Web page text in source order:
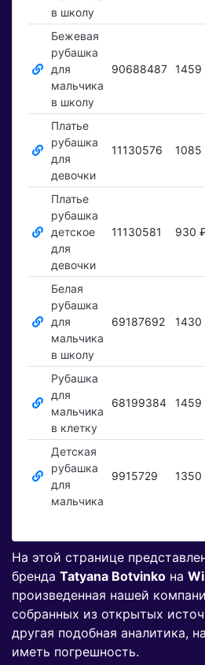
в школу
Бежевая
рубашка
для
мальчика
в школу
90688487 1459
Платье
рубашка
для
девочки
11130576 1085
Платье
рубашка
детское
для
девочки
11130581 930
Белая
рубашка
для
мальчика
в школу
69187692 1430
Рубашка
для
мальчика
в клетку
68199384 1459
Детская
рубашка
для
мальчика
9915729 1350
На этой странице
бренда Tatyana Botvinko на
произведенная нашей
собранных из открытых
другая подобная аналитика,
иметь погрешность.